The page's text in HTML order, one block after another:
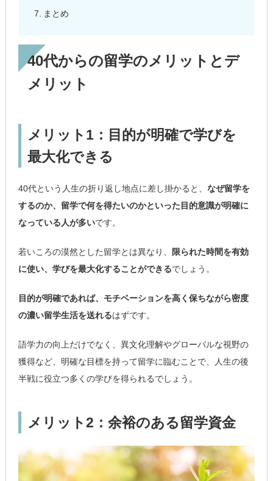
まとめ
40代からの留学のメリットとデ
メリット
メリット1：目的が明確で学びを
最大化できる
40代という人生の折り返し地点に差し掛かると、 なぜ留学を
するのか、留学で何を得たいのかといった目的意識が明確に
なっている人が多いです。
若いころの漠然とした留学とは異なり、
限られた時間を有効
に使い、学びを最大化することができるでしょう。
目的が明確であれば、モチベーションを高く保ちながら密度
の濃い留学生活を送れるはずです。
語学力の向上だけでなく、異文化理解やグローバルな視野の
獲得など、明確な目標を持って留学に臨むことで、人生の後
半戦に役立つ多くの学びを得られるでしょう。
メリット2：余裕のある留学資金